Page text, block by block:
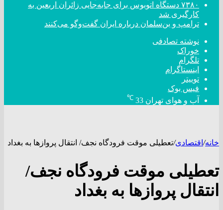
۷۳۸۰ دستگاه اتوبوس برای جابه‌جایی زائران اربعین به
کارگیری شد
ترامپ و بن‌سلمان درباره ایران گفت‌و‌گو می‌کنند
نوشته تصادفی
خوراک
تلگرام
اینستاگرام
توییتر
فیس بوک
آب و هوای تهران 33
℃
خانه/ اقتصادی/تعطیلی موقت فرودگاه نجف/ انتقال پرواز‌ها به بغداد
تعطیلی موقت فرودگاه نجف/
انتقال پرواز‌ها به بغداد